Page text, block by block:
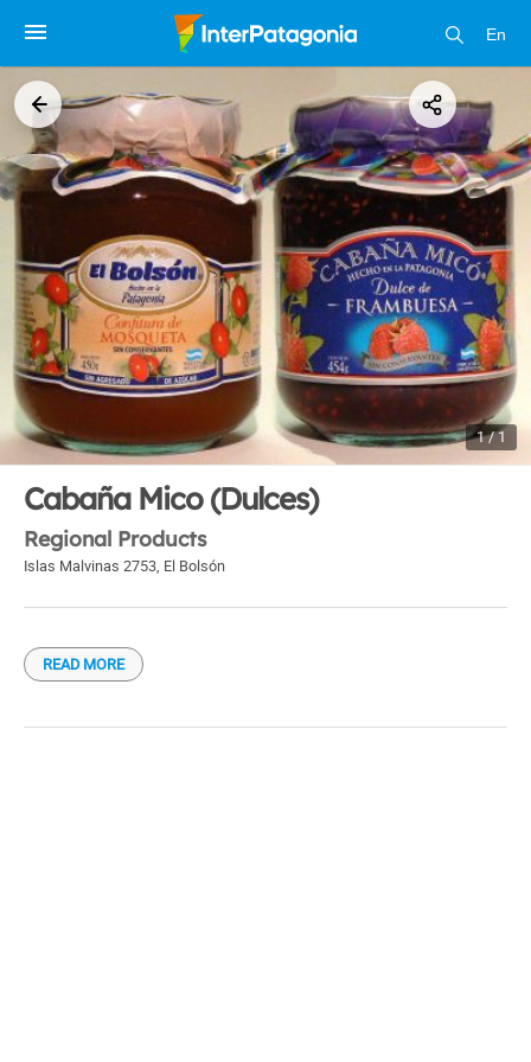
En
1 / 1
Cabaña Mico (Dulces)
Regional Products
Islas Malvinas 2753, El Bolsón
READ MORE